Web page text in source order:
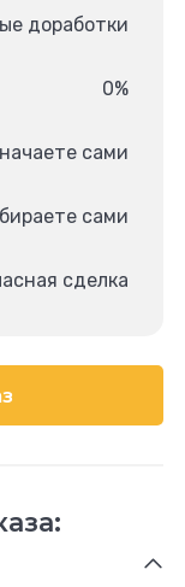
доработки
0%
сами
сами
сделка